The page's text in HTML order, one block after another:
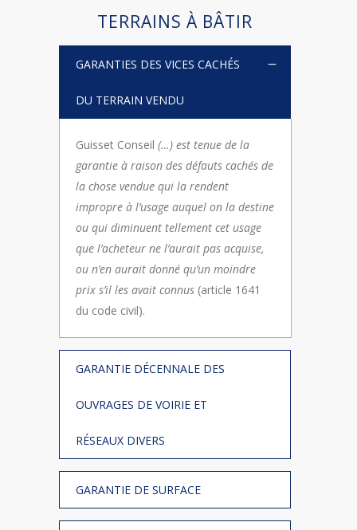
TERRAINS À BÂTIR
GARANTIES DES VICES CACHÉS
DU TERRAIN VENDU
Guisset Conseil (…) est tenue de la
garantie à raison des défauts cachés de
la chose vendue qui la rendent
impropre à l’usage auquel on la destine
ou qui diminuent tellement cet usage
que l’acheteur ne l’aurait pas acquise,
ou n’en aurait donné qu’un moindre
prix s’il les avait connus (article 1641
du code civil).
GARANTIE DÉCENNALE DES
OUVRAGES DE VOIRIE ET
RÉSEAUX DIVERS
GARANTIE DE SURFACE